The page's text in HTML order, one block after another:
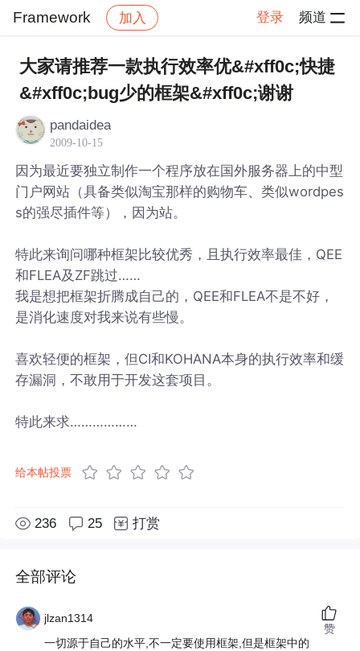
Framework 加入 登录 频道
社区 Framework 帖子详情
大家请推荐一款执行效率优&#xff0c;快捷
&#xff0c;bug少的框架&#xff0c;谢谢
pandaidea
2009-10-15
因为最近要独立制作一个程序放在国外服务器上的中型
门户网站（具备类似淘宝那样的购物车、类似wordpes
s的强尽插件等），因为站。
特此来询问哪种框架比较优秀，且执行效率最佳，QEE
和FLEA及ZF跳过……
我是想把框架折腾成自己的，QEE和FLEA不是不好，
是消化速度对我来说有些慢。
喜欢轻便的框架，但CI和KOHANA本身的执行效率和缓
存漏洞，不敢用于开发这套项目。
特此来求………………
给本帖投票
236 25 打赏
全部评论
jlzan1314
一切源于自己的水平,不一定要使用框架,但是框架中的
赞